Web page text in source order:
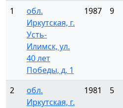
1
обл.
Иркутская, г.
Усть-
Илимск, ул.
40 лет
Победы, д. 1
1987 9
2
обл.
Иркутская, г.
1981 5